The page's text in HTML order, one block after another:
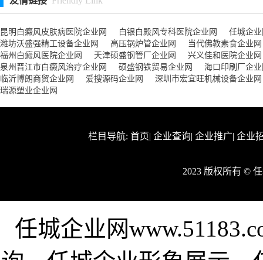
昆明白癜风皮肤病医院企业网 白银白殿风专科医院企业网
任城企
潍坊沃盛强精工设备企业网
高压锅炉管企业网
当代佛教素食企业网
福州白癜风医院企业网
天津硕盛钢管厂企业网
兴义佳和医院企业网
泉州晋江市白癜风治疗企业网
硕盛钢铁贸易企业网
海口印刷厂企
临沂博朗商贸企业网
爱搜源码企业网
深圳市宏宜旺机械设备企业网
瑞源塑业企业网
栏目导航: 首页| 企业查询| 企业推广| 企业
2023 版权所有 ©
任城企业网